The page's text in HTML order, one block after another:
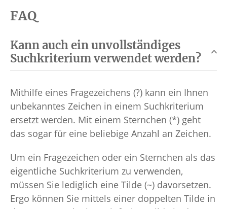
FAQ
Kann auch ein unvollständiges
Suchkriterium verwendet werden?
Mithilfe eines Fragezeichens (?) kann ein Ihnen
unbekanntes Zeichen in einem Suchkriterium
ersetzt werden. Mit einem Sternchen (*) geht
das sogar für eine beliebige Anzahl an Zeichen.
Um ein Fragezeichen oder ein Sternchen als das
eigentliche Suchkriterium zu verwenden,
müssen Sie lediglich eine Tilde (~) davorsetzen.
Ergo können Sie mittels einer doppelten Tilde in